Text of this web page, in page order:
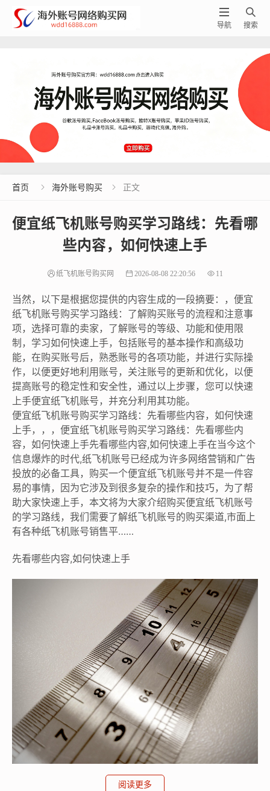

搜索

导航
首页  海外账号购买  正文
便宜纸飞机账号购买学习路线：先看哪
些内容，如何快速上手
纸飞机账号购买网 2026-08-08 22:20:56 11
当然，以下是根据您提供的内容生成的一段摘要：，便宜
纸飞机账号购买学习路线：了解购买账号的流程和注意事
项，选择可靠的卖家，了解账号的等级、功能和使用限
制，学习如何快速上手，包括账号的基本操作和高级功
能，在购买账号后，熟悉账号的各项功能，并进行实际操
作，以便更好地利用账号，关注账号的更新和优化，以便
提高账号的稳定性和安全性，通过以上步骤，您可以快速
上手便宜纸飞机账号，并充分利用其功能。
便宜纸飞机账号购买学习路线：先看哪些内容，如何快速
上手，，，便宜纸飞机账号购买学习路线：先看哪些内
容，如何快速上手先看哪些内容,如何快速上手在当今这个
信息爆炸的时代,纸飞机账号已经成为许多网络营销和广告
投放的必备工具，购买一个便宜纸飞机账号并不是一件容
易的事情，因为它涉及到很多复杂的操作和技巧，为了帮
助大家快速上手，本文将为大家介绍购买便宜纸飞机账号
的学习路线，我们需要了解纸飞机账号的购买渠道,市面上
有各种纸飞机账号销售平……
先看哪些内容,如何快速上手
纸飞机账号购买, 在线购买tg账号, 电报聊天账号购买,wdd
阅读更多